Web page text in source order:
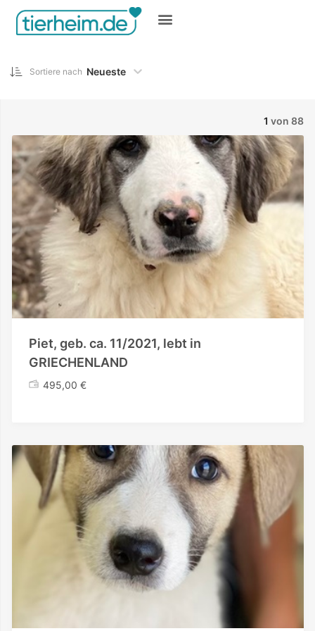
Sortiere nach Neueste
1 von 88
495,00 €
Piet, geb. ca. 11/2021, lebt in
GRIECHENLAND